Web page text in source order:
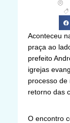
Aconteceu
praça ao
prefeito
igrejas
processo
retorno das
O encontro